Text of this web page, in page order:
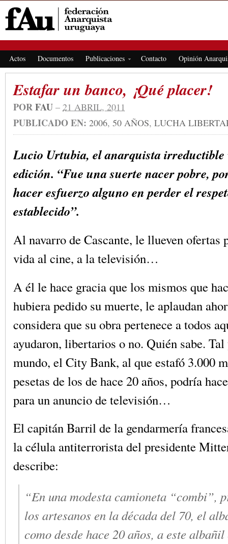
Actos Documentos Publicaciones Contacto Opinión
Estafar un banco, ¡Qué placer!
PORFAU – 21 ABRIL, 2011
PUBLICADO EN: 2006, 50 AÑOS, LUCHA
Lucio Urtubia, el anarquista irreductible
edición. “Fue una suerte nacer pobre,
hacer esfuerzo alguno en perder el
establecido”.
Al navarro de Cascante, le llueven ofertas
vida al cine, a la televisión…
A él le hace gracia que los mismos que
hubiera pedido su muerte, le aplaudan
considera que su obra pertenece a todos
ayudaron, libertarios o no. Quién sabe.
mundo, el City Bank, al que estafó 3.000
pesetas de los de hace 20 años, podría
para un anuncio de televisión…
El capitán Barril de la gendarmería
la célula antiterrorista del presidente
describe:
“En una modesta camioneta “combi”,
los artesanos en la década del 70, el
como desde hace 20 años, a este